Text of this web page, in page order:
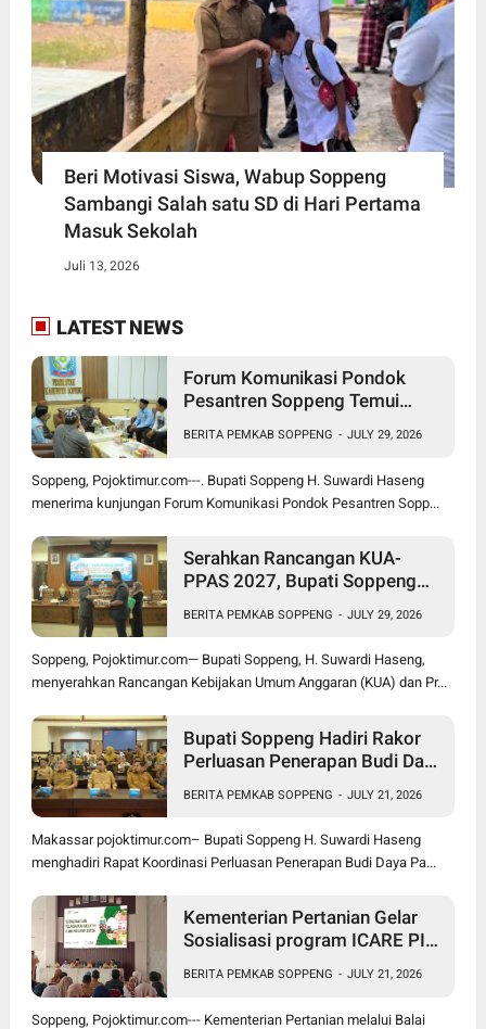
Beri Motivasi Siswa, Wabup Soppeng
Sambangi Salah satu SD di Hari Pertama
Masuk Sekolah
Juli 13, 2026
LATEST NEWS
Forum Komunikasi Pondok
Pesantren Soppeng Temui
BERITA PEMKAB SOPPENG - JULY 29, 2026
Soppeng, Pojoktimur.com---. Bupati Soppeng H. Suwardi Haseng
menerima kunjungan Forum Komunikasi Pondok Pesantren Sopp...
Serahkan Rancangan KUA-
PPAS 2027, Bupati Soppeng
Tengah Tekanan Fiskal
BERITA PEMKAB SOPPENG - JULY 29, 2026
Soppeng, Pojoktimur.com— Bupati Soppeng, H. Suwardi Haseng,
menyerahkan Rancangan Kebijakan Umum Anggaran (KUA) dan Pr...
Bupati Soppeng Hadiri Rakor
Perluasan Penerapan Budi Daya
BERITA PEMKAB SOPPENG - JULY 21, 2026
Makassar pojoktimur.com– Bupati Soppeng H. Suwardi Haseng
menghadiri Rapat Koordinasi Perluasan Penerapan Budi Daya Pa...
Kementerian Pertanian Gelar
Sosialisasi program ICARE PIU
BERITA PEMKAB SOPPENG - JULY 21, 2026
Soppeng, Pojoktimur.com--- Kementerian Pertanian melalui Balai